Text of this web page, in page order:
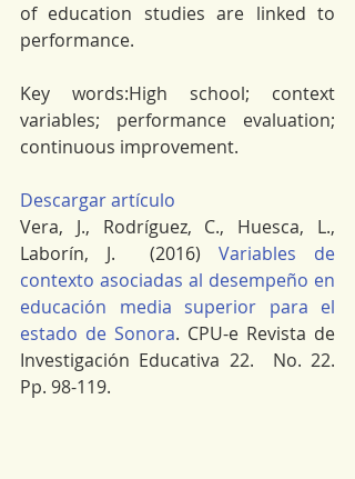
of education studies are linked to
performance.
Key words:High school; context
variables; performance evaluation;
continuous improvement.
Descargar artículo
Vera, J., Rodríguez, C., Huesca, L.,
Laborín, J.  (2016) Variables de
contexto asociadas al desempeño en
educación media superior para el
estado de Sonora. CPU-e Revista de
Investigación Educativa 22.  No. 22.
Pp. 98-119.